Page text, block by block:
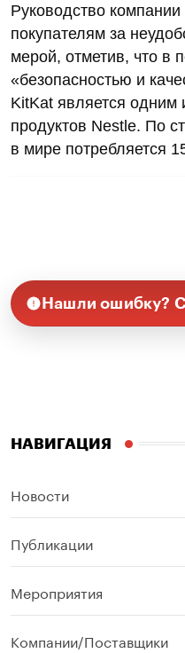
Руководство
покупателям за
мерой, отметив, что в
«безопасностью и
KitKat является
продуктов Nestle. По
в мире потребляется
Нашли ошибку?
НАВИГАЦИЯ
Новости
Публикации
Мероприятия
Компании/Поставщики